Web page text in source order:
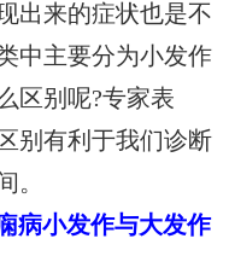
出来的症状也是不
中主要分为小发作
区别呢?专家表
别有利于我们诊断
。
病小发作与大发作